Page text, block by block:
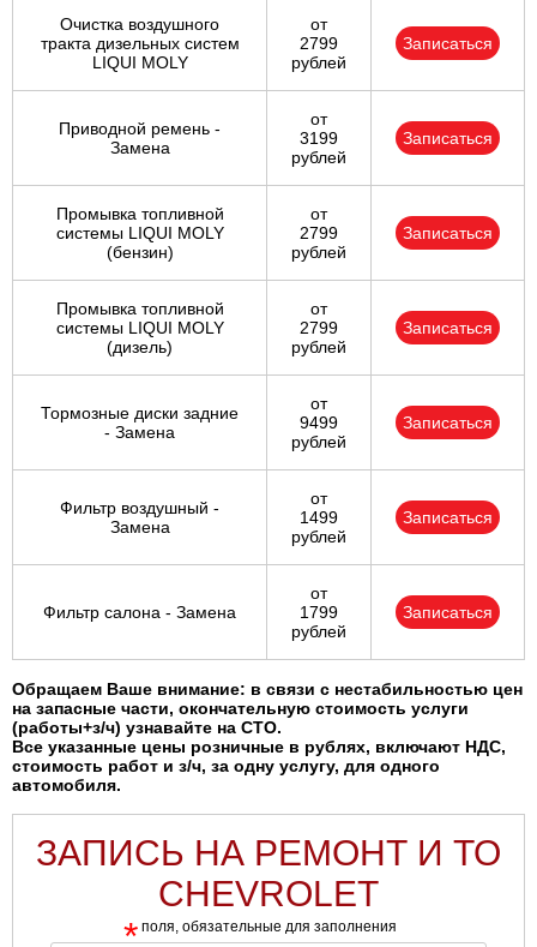
Очистка воздушного
тракта дизельных систем
LIQUI MOLY
от
2799
рублей
Записаться
Приводной ремень -
Замена
от
3199
рублей
Записаться
Промывка топливной
системы LIQUI MOLY
(бензин)
от
2799
рублей
Записаться
Промывка топливной
системы LIQUI MOLY
(дизель)
от
2799
рублей
Записаться
Тормозные диски задние
- Замена
от
9499
рублей
Записаться
Фильтр воздушный -
Замена
от
1499
рублей
Записаться
Фильтр салона - Замена
от
1799
рублей
Записаться
Обращаем Ваше внимание: в связи с нестабильностью цен
на запасные части, окончательную стоимость услуги
(работы+з/ч) узнавайте на СТО.
Все указанные цены розничные в рублях, включают НДС,
стоимость работ и з/ч, за одну услугу, для одного
автомобиля.
ЗАПИСЬ НА РЕМОНТ И ТО
CHEVROLET
* поля, обязательные для заполнения